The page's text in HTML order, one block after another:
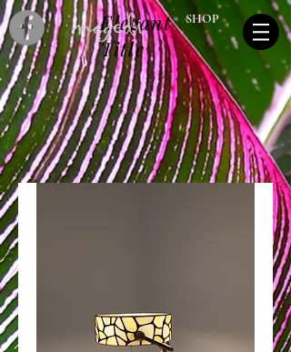
SHOP
Elegant
Title